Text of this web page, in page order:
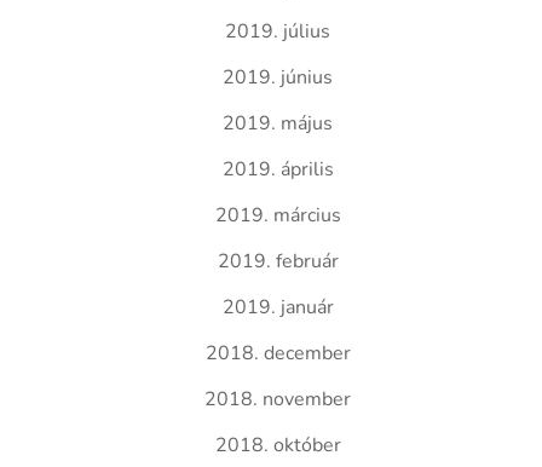
2019. július
2019. június
2019. május
2019. április
2019. március
2019. február
2019. január
2018. december
2018. november
2018. október